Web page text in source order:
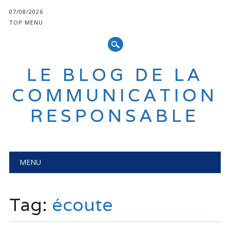
07/08/2026
TOP MENU
LE BLOG DE LA
COMMUNICATION
RESPONSABLE
Main menu
MENU
Tag: écoute